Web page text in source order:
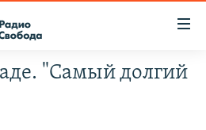
"Самый долгий